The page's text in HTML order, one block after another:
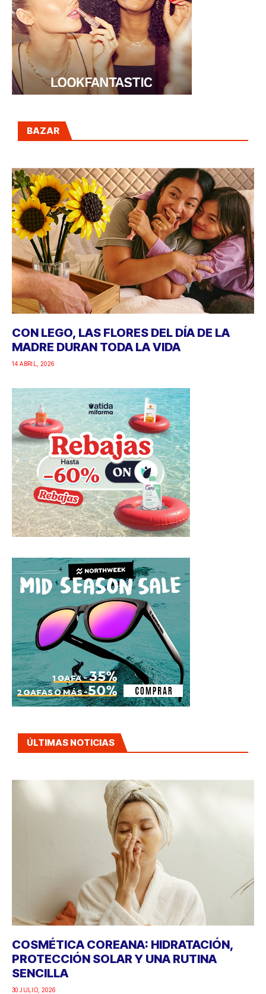
BAZAR
CON LEGO, LAS FLORES DEL DÍA DE LA
MADRE DURAN TODA LA VIDA
14 ABRIL, 2026
ÚLTIMAS NOTICIAS
COSMÉTICA COREANA: HIDRATACIÓN,
PROTECCIÓN SOLAR Y UNA RUTINA
SENCILLA
30 JULIO, 2026